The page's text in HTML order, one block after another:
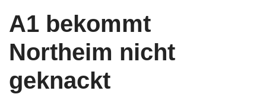
A1 bekommt
Northeim nicht
geknackt